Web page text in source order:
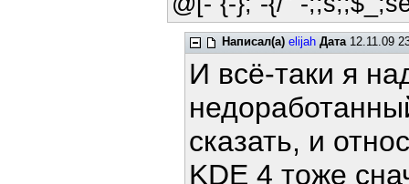
Написал(а) elijah Дата12.11.09
И всё-таки я
сказать, и
KDE 4 тоже